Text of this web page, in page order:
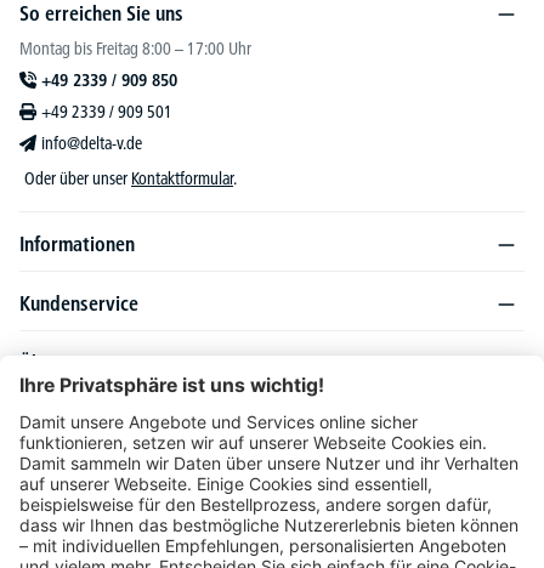
So erreichen Sie uns
Montag bis Freitag 8:00 – 17:00 Uhr
+49 2339 / 909 850
+49 2339 / 909 501
info@delta-v.de
Oder über unser Kontaktformular.
Informationen
Kundenservice
Über DELTA-V
Produktsortiment
Ratgeber
Folgen Sie uns auch auf